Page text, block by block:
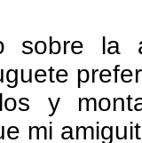
sobre la
y
mi